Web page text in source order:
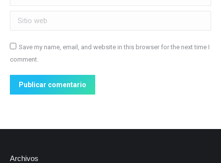
Sitio web
Save my name, email, and website in this browser for the next time I
comment.
Publicar comentario
Archivos